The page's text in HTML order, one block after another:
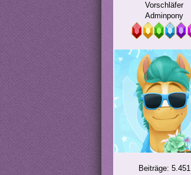
Vorschläfer
Adminpony
Beiträge: 5.451